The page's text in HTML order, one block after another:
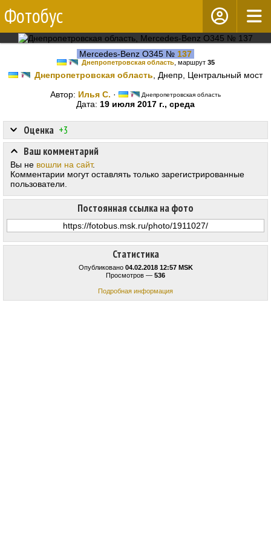
Фотобус
Mercedes-Benz O345 № 137
Днепропетровская область, маршрут 35
Днепропетровская область , Днепр, Центральный мост
Автор: Илья С. · Днепропетровская область
Дата: 19 июля 2017 г., среда
Статистика
Опубликовано 04.02.2018 12:57 MSK
Просмотров — 536
Подробная информация
Оценка +3
Постоянная ссылка на фото
Ваш комментарий
Вы не вошли на сайт.
Комментарии могут оставлять только зарегистрированные
пользователи.